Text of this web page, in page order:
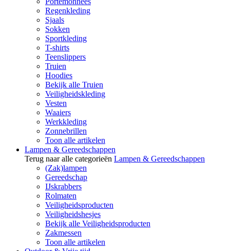
Regenkleding
Sjaals
Sokken
Sportkleding
T-shirts
Teenslippers
Truien
Hoodies
Bekijk alle Truien
Veiligheidskleding
Vesten
Waaiers
Werkkleding
Zonnebrillen
Toon alle artikelen
Lampen & Gereedschappen
Terug naar alle categorieën Lampen & Gereedschappen
(Zak)lampen
Gereedschap
IJskrabbers
Rolmaten
Veiligheidsproducten
Veiligheidshesjes
Bekijk alle Veiligheidsproducten
Zakmessen
Toon alle artikelen